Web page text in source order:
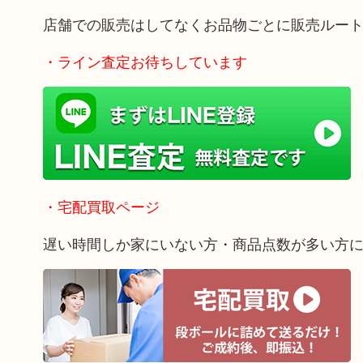
店舗での販売はしてなくお品物ごとに販売ルー
・ライン査定お待ちしています
・宅配買取ページ
遅い時間しか家にいない方・商品点数が多い方